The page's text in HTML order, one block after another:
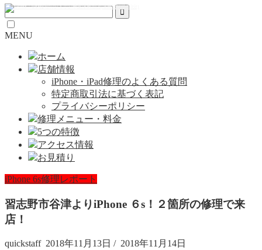
MENU
ホーム
店舗情報
iPhone・iPad修理のよくある質問
特定商取引法に基づく表記
プライバシーポリシー
修理メニュー・料金
5つの特徴
アクセス情報
お見積り
iPhone 6s修理レポート
習志野市谷津よりiPhone ６s！２箇所の修理で来
店！
quickstaff 2018年11月13日 / 2018年11月14日